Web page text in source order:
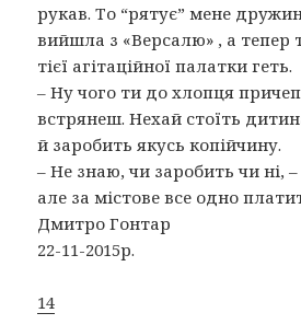
рукав. То “рятує” мене
вийшла з «Версалю» , а тепер
тієї агітаційної палатки геть.
– Ну чого ти до хлопця
встрянеш. Нехай стоїть
й заробить якусь копійчину.
– Не знаю, чи заробить чи ні,
але за містове все одно
Дмитро Гонтар
22-11-2015р.
14